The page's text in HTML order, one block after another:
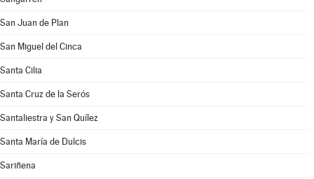
San Juan de Plan
San Miguel del Cinca
Santa Cilia
Santa Cruz de la Serós
Santaliestra y San Quílez
Santa María de Dulcis
Sariñena